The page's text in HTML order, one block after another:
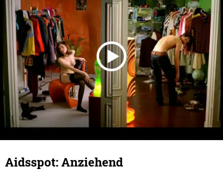
Aidsspot: Anziehend